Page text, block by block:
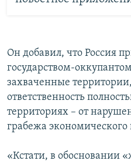
Он добавил, что Россия
государством-
захваченные
ответственность
территориях – от
грабежа экономического
«Кстати, в обосновании